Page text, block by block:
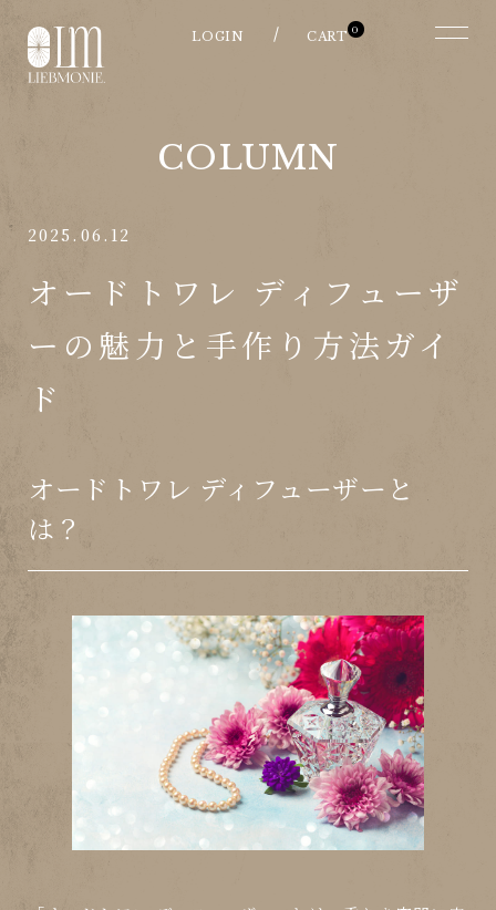
0
COLUMN
2025.06.12
オードトワレ ディフューザ
ーの魅力と手作り方法ガイ
ド
オードトワレ ディフューザーと
は？